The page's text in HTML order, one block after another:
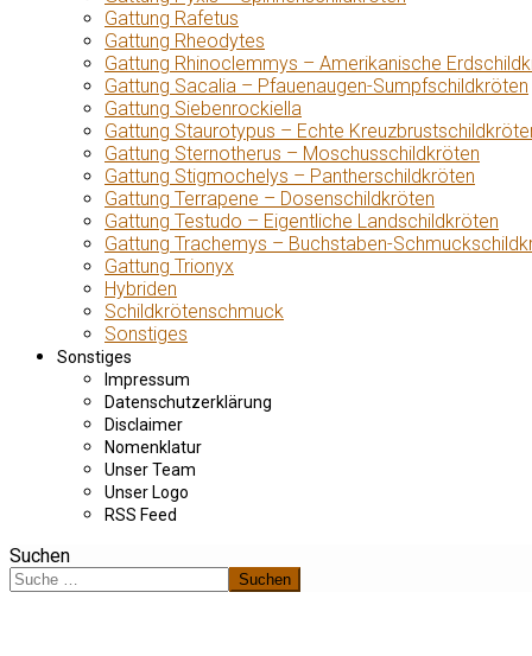
Gattung Rafetus
Gattung Rheodytes
Gattung Rhinoclemmys – Amerikanische
Gattung Sacalia – Pfauenaugen-Sumpfschildkröten
Gattung Siebenrockiella
Gattung Staurotypus – Echte
Gattung Sternotherus – Moschusschildkröten
Gattung Stigmochelys – Pantherschildkröten
Gattung Terrapene – Dosenschildkröten
Gattung Testudo – Eigentliche Landschildkröten
Gattung Trachemys – Buchstaben-
Gattung Trionyx
Hybriden
Schildkrötenschmuck
Sonstiges
Sonstiges
Impressum
Datenschutzerklärung
Disclaimer
Nomenklatur
Unser Team
Unser Logo
RSS Feed
Suchen
Suchen